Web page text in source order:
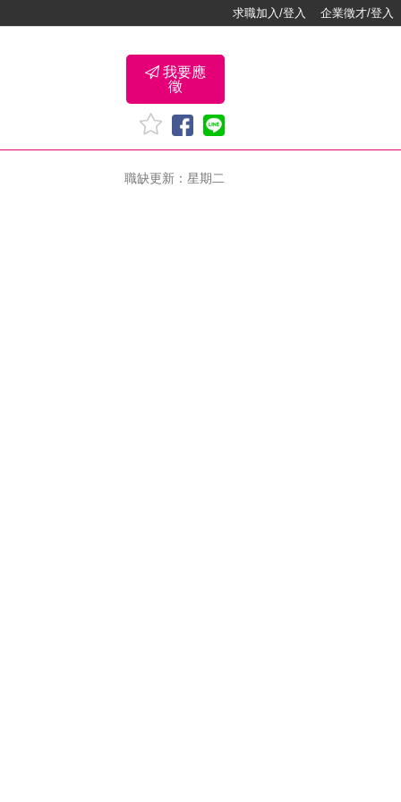
求職加入/登入 企業徵才/登入
我要應
徵
職缺更新：星期二